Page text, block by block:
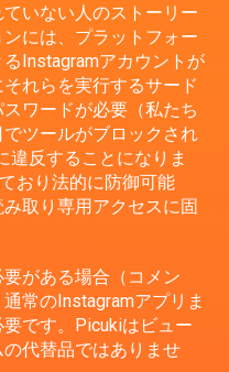
いない人のストーリー
には、プラットフォー
Instagramアカウントが
れらを実行するサード
ワードが必要（私たち
ツールがブロックされ
違反することになりま
おり法的に防御可能
取り専用アクセスに固
がある場合（コメン
常のInstagramアプリま
です。Picukiはビュー
代替品ではありませ